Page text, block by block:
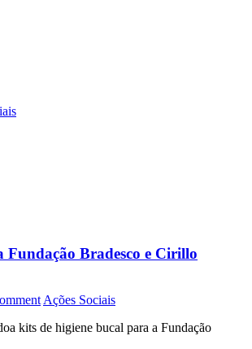
Fundação Bradesco e Cirillo
Ações Sociais
kits de higiene bucal para a Fundação